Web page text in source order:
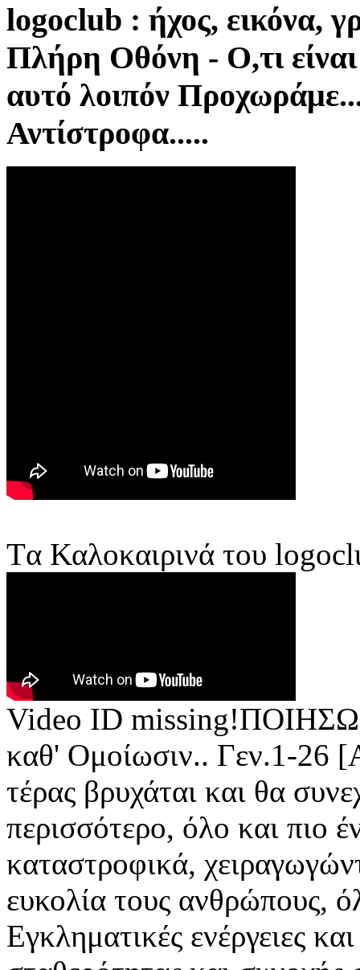
logoclub : ήχος, εικόνα,
Πλήρη Οθόνη - Ο,τι
αυτό λοιπόν
Αντίστροφα.....
Tα Καλοκαιρινά του
Video ID
καθ' Ομοίωσιν.. Γεν.1-26
τέρας βρυχάται και θα
περισσότερο, όλο και πιο
καταστροφικά,
ευκολία τους ανθρώπους,
Εγκληματικές ενέργειες